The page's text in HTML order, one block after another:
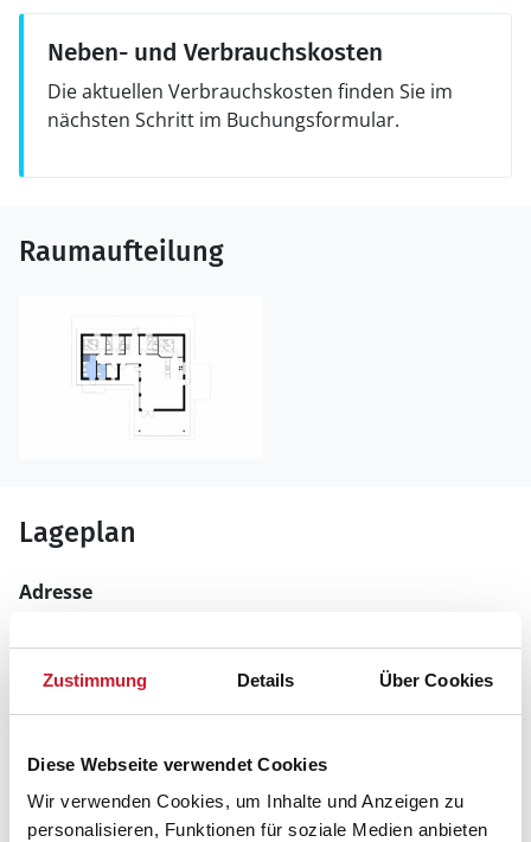
Zustimmung Details Über Cookies
Diese Webseite verwendet Cookies
Wir verwenden Cookies, um Inhalte und Anzeigen zu
personalisieren, Funktionen für soziale Medien anbieten
Neben- und Verbrauchskosten
Die aktuellen Verbrauchskosten finden Sie im
nächsten Schritt im Buchungsformular.
Raumaufteilung
Lageplan
Adresse
Agnetevej 16
Gjerrild Nordstrand